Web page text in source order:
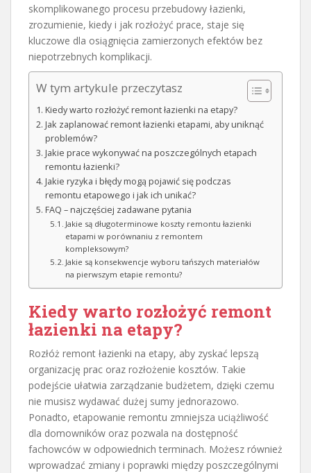
skomplikowanego procesu przebudowy łazienki,
zrozumienie, kiedy i jak rozłożyć prace, staje się
kluczowe dla osiągnięcia zamierzonych efektów bez
niepotrzebnych komplikacji.
W tym artykule przeczytasz
Kiedy warto rozłożyć remont łazienki na etapy?
Jak zaplanować remont łazienki etapami, aby uniknąć
problemów?
Jakie prace wykonywać na poszczególnych etapach
remontu łazienki?
Jakie ryzyka i błędy mogą pojawić się podczas
remontu etapowego i jak ich unikać?
FAQ – najczęściej zadawane pytania
Jakie są długoterminowe koszty remontu łazienki
etapami w porównaniu z remontem
kompleksowym?
Jakie są konsekwencje wyboru tańszych materiałów
na pierwszym etapie remontu?
Kiedy warto rozłożyć remont
łazienki na etapy?
Rozłóż remont łazienki na etapy, aby zyskać lepszą
organizację prac oraz rozłożenie kosztów. Takie
podejście ułatwia zarządzanie budżetem, dzięki czemu
nie musisz wydawać dużej sumy jednorazowo.
Ponadto, etapowanie remontu zmniejsza uciążliwość
dla domowników oraz pozwala na dostępność
fachowców w odpowiednich terminach. Możesz również
wprowadzać zmiany i poprawki między poszczególnymi